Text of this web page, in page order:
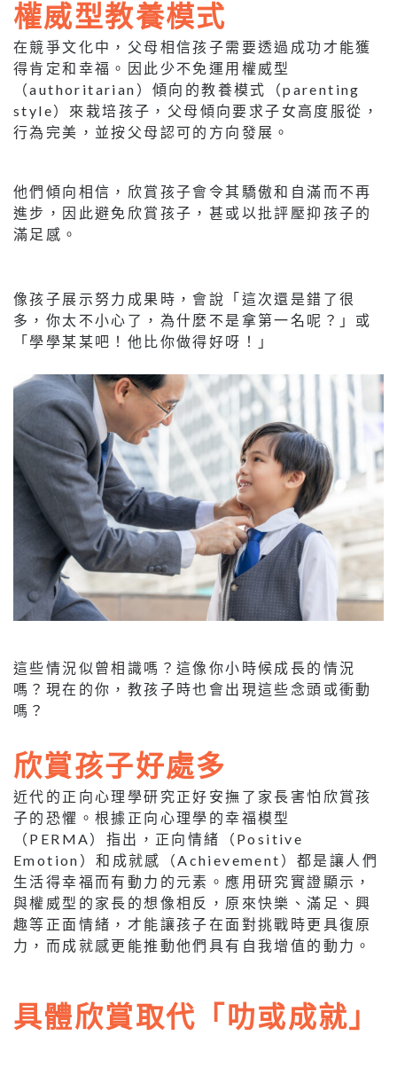
權威型教養模式
在競爭文化中，父母相信孩子需要透過成功才能獲
得肯定和幸福。因此少不免運用權威型
（authoritarian）傾向的教養模式（parenting
style）來栽培孩子，父母傾向要求子女高度服從，
行為完美，並按父母認可的方向發展。
他們傾向相信，欣賞孩子會令其驕傲和自滿而不再
進步，因此避免欣賞孩子，甚或以批評壓抑孩子的
滿足感。
像孩子展示努力成果時，會說「這次還是錯了很
多，你太不小心了，為什麼不是拿第一名呢？」或
「學學某某吧！他比你做得好呀！」
這些情況似曾相識嗎？這像你小時候成長的情況
嗎？現在的你，教孩子時也會出現這些念頭或衝動
嗎？
欣賞孩子好處多
近代的正向心理學研究正好安撫了家長害怕欣賞孩
子的恐懼。根據正向心理學的幸福模型
（PERMA）指出，正向情緒（Positive
Emotion）和成就感（Achievement）都是讓人們
生活得幸福而有動力的元素。應用研究實證顯示，
與權威型的家長的想像相反，原來快樂、滿足、興
趣等正面情緒，才能讓孩子在面對挑戰時更具復原
力，而成就感更能推動他們具有自我增值的動力。
具體欣賞取代「叻或成就」